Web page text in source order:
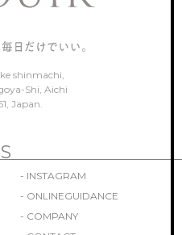
shinmachi,
Shi, Aichi
Japan.
- INSTAGRAM
- ONLINEGUIDANCE
- COMPANY